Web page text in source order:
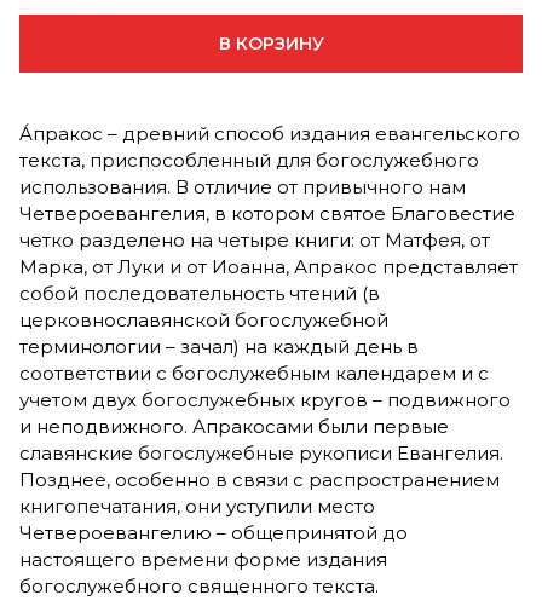
В КОРЗИНУ
Áпракос – древний способ издания евангельского
текста, приспособленный для богослужебного
использования. В отличие от привычного нам
Четвероевангелия, в котором святое Благовестие
четко разделено на четыре книги: от Матфея, от
Марка, от Луки и от Иоанна, Апракос представляет
собой последовательность чтений (в
церковнославянской богослужебной
терминологии – зачал) на каждый день в
соответствии с богослужебным календарем и с
учетом двух богослужебных кругов – подвижного
и неподвижного. Апракосами были первые
славянские богослужебные рукописи Евангелия.
Позднее, особенно в связи с распространением
книгопечатания, они уступили место
Четвероевангелию – общепринятой до
настоящего времени форме издания
богослужебного священного текста.